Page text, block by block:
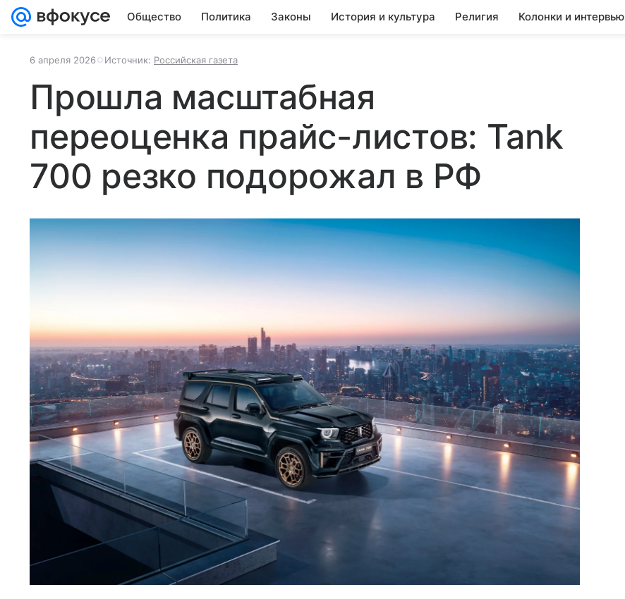
Общество Политика Законы История и культура Религия Колонки и интервью
6 апреля 2026 Источник: Российская газета
Прошла масштабная
переоценка прайс-листов: Tank
700 резко подорожал в РФ